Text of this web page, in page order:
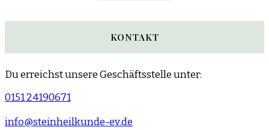
KONTAKT
Du erreichst unsere Geschäftsstelle unter:
0151 24190671
info@steinheilkunde-ev.de